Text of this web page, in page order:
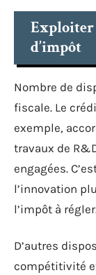
Exploiter
d’impôt
Nombre de
fiscale. Le
exemple,
travaux de
engagées.
l’innovation
l’impôt à
D’autres
compétitivité